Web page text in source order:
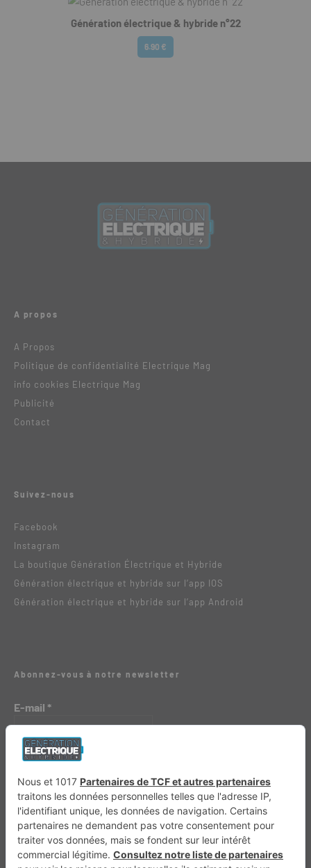
Génération électrique & hybride n°22
6.90 €
A propos
A Propos
Politique de confidentialité Electrique Mag
info cookies Electrique Mag
Publicité
Contact
Suivez-nous
Facebook
Instagram
La boutique Génération Électrique et Hybride
Génération électrique et hybride sur l’app IOS
Génération électrique et hybride sur l’app Android
Abonnez-vous à notre newsletter
E-mail *
Génération 4×4 Génération Sans Permis VTTAE.fr FullAttack MX2K